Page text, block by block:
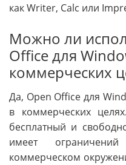
как Writer, Calc или
Можно ли
Office для
коммерческих
Да, Open Office для
в коммерческих
бесплатный и
имеет
коммерческом